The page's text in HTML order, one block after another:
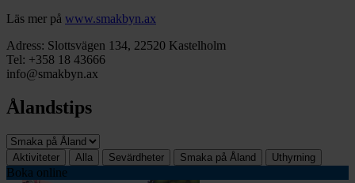
Läs mer på www.smakbyn.ax
Adress: Slottsvägen 134, 22520 Kastelholm
Tel: +358 18 43666
info@smakbyn.ax
Ålandstips
Aktiviteter Alla Sevärdheter Smaka på Åland Uthyrning
Boka online